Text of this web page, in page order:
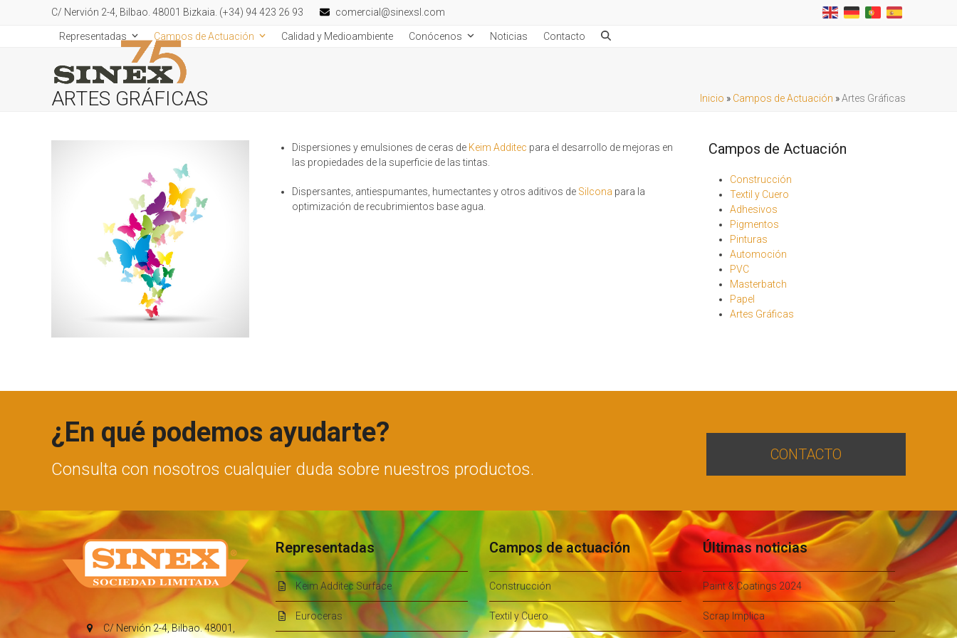
C/ Nervión 2-4, Bilbao. 48001 Bizkaia. (+34) 94 423 26 93 comercial@sinexsl.com
Representadas Campos de Actuación Calidad y Medioambiente Conócenos Noticias Contacto
ARTES GRÁFICAS Inicio » Campos de Actuación »Artes Gráficas
Dispersiones y emulsiones de ceras de Keim Additec para el desarrollo de mejoras en
las propiedades de la superficie de las tintas.
Dispersantes, antiespumantes, humectantes y otros aditivos de Silcona para la
optimización de recubrimientos base agua.
Campos de Actuación
Construcción
Textil y Cuero
Adhesivos
Pigmentos
Pinturas
Automoción
PVC
Masterbatch
Papel
Artes Gráficas
¿En qué podemos ayudarte?
Consulta con nosotros cualquier duda sobre nuestros productos.
CONTACTO
C/ Nervión 2-4, Bilbao. 48001,
Representadas
Keim Additec Surface
Euroceras
Campos de actuación
Construcción
Textil y Cuero
Últimas noticias
Paint & Coatings 2024
Scrap Implica